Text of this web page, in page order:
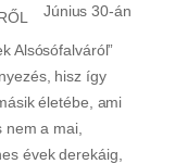
Június 30-án
Alsósófalváról”
hisz így
életébe, ami
a mai,
évek derekáig,